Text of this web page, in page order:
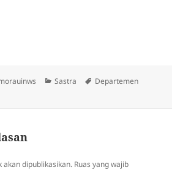
Kategori
Sastra Tag
Departemen
akan dipublikasikan. Ruas yang wajib